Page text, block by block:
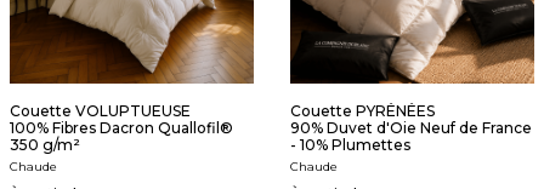
Couette VOLUPTUEUSE
100% Fibres Dacron Quallofil®
350 g/m²
Chaude
Couette PYRÉNÉES
90% Duvet d'Oie Neuf de France
- 10% Plumettes
Chaude